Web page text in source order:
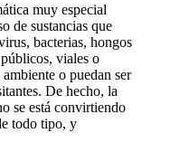
muy especial
de sustancias que
bacterias, hongos
viales o
o puedan ser
De hecho, la
se está convirtiendo
todo tipo, y